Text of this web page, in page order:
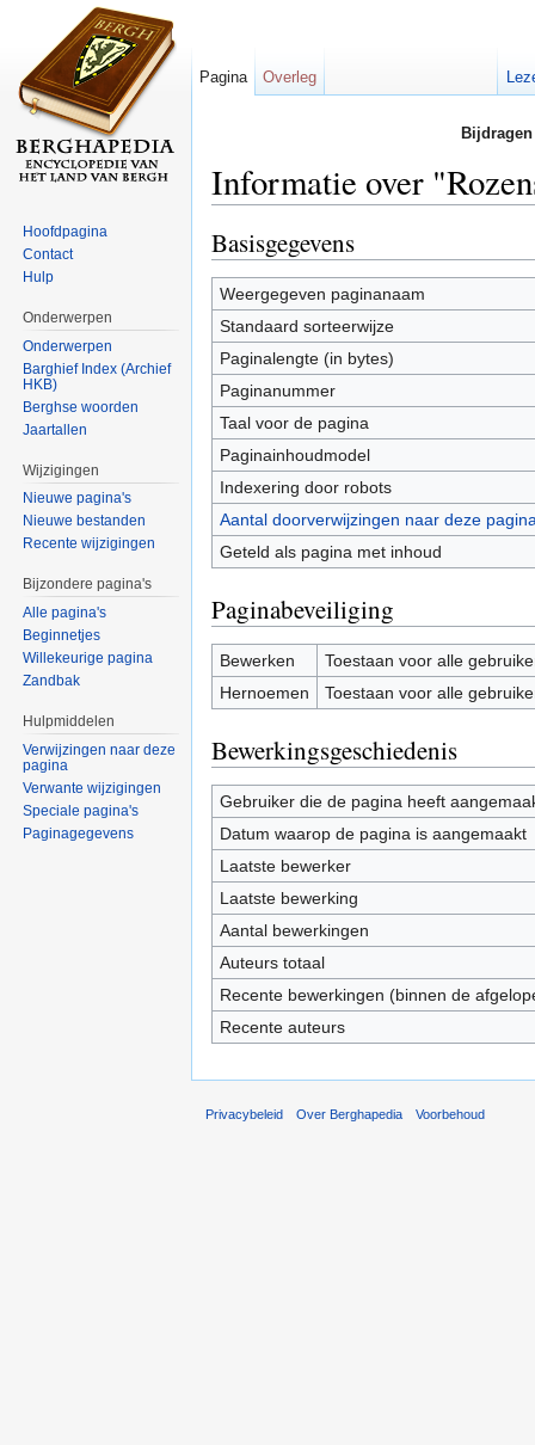
Informatie over
Basisgegevens
Weergegeven paginanaam
Standaard sorteerwijze
Paginalengte (in bytes)
Paginanummer
Taal voor de pagina
Paginainhoudmodel
Indexering door robots
Aantal doorverwijzingen naar deze
Geteld als pagina met inhoud
Paginabeveiliging
Bewerken
Toestaan voor alle
Hernoemen
Toestaan voor alle
Bewerkingsgeschiedenis
Gebruiker die de pagina heeft
Datum waarop de pagina is aangemaakt
Laatste bewerker
Laatste bewerking
Aantal bewerkingen
Auteurs totaal
Recente bewerkingen (binnen de
Recente auteurs
Pagina Overleg
Hoofdpagina
Contact
Hulp
Onderwerpen
Onderwerpen
Barghief Index (Archief
HKB)
Berghse woorden
Jaartallen
Wijzigingen
Nieuwe pagina's
Nieuwe bestanden
Recente wijzigingen
Bijzondere pagina's
Alle pagina's
Beginnetjes
Willekeurige pagina
Zandbak
Hulpmiddelen
Verwijzingen naar deze
pagina
Verwante wijzigingen
Speciale pagina's
Paginagegevens
Privacybeleid Over Berghapedia Voorbehoud